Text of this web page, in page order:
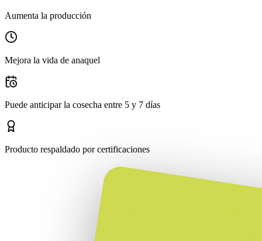
Aumenta la producción
Mejora la vida de anaquel
Puede anticipar la cosecha entre 5 y 7 días
Producto respaldado por certificaciones